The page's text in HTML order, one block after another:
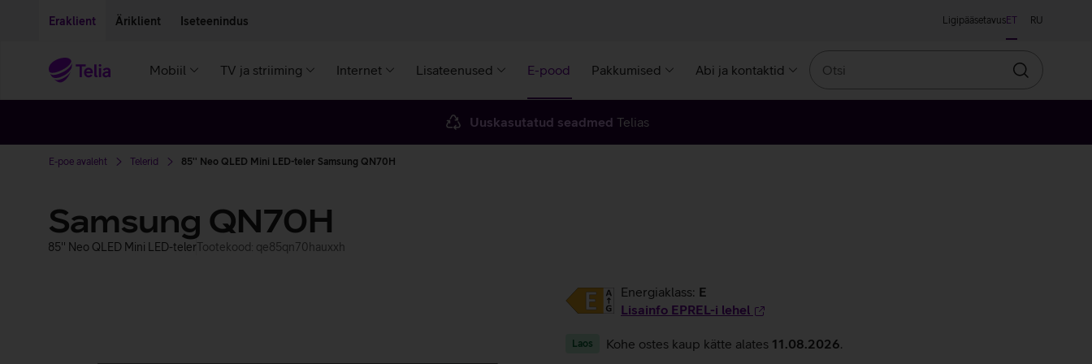
Eraklient Äriklient Iseteenindus LigipääsetavusET RU
Mobiil TV ja striiming Internet Lisateenused E-pood Pakkumised Abi ja kontaktid
Otsin
Uuskasutatud seadmed Telias
E-poe avaleht Telerid 85'' Neo QLED Mini LED-teler Samsung QN70H
Samsung QN70H
85'' Neo QLED Mini LED-telerTootekood: qe85qn70hauxxh
Energiaklass: E
Lisainfo EPREL-i lehel
Laos Kohe ostes kaup kätte alates 11.08.2026